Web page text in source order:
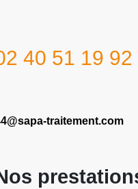
40 51 19 92
traitement.com